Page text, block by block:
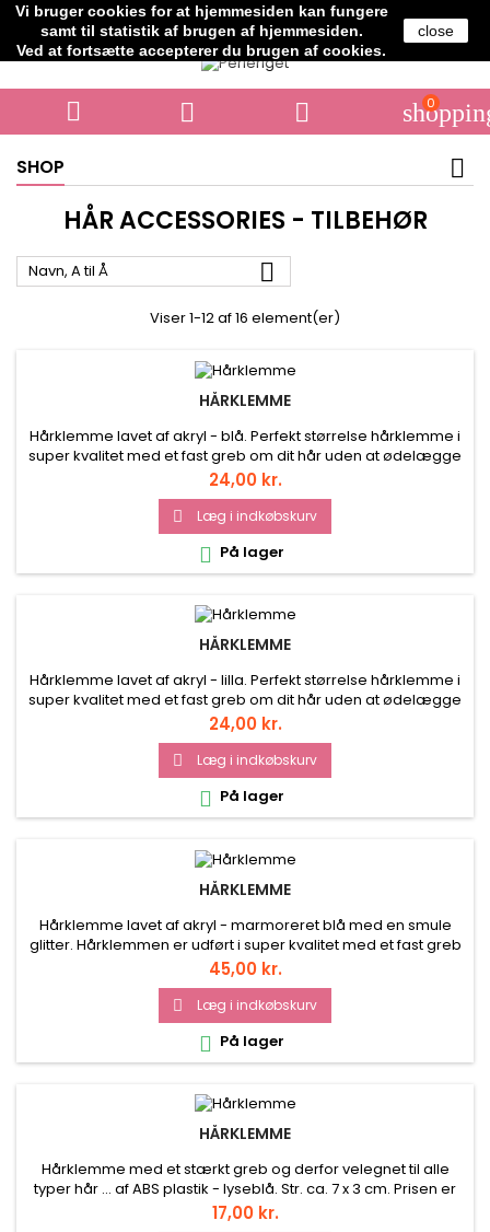
Vi bruger cookies for at hjemmesiden kan fungere
samt til statistik af brugen af hjemmesiden.
Ved at fortsætte accepterer du brugen af cookies.
close
Telefon: +45 61706364
   0
SHOP
HÅR ACCESSORIES - TILBEHØR
Navn, A til Å 
Viser 1-12 af 16 element(er)
HÅRKLEMME
Hårklemme lavet af akryl - blå. Perfekt størrelse hårklemme i
super kvalitet med et fast greb om dit hår uden at ødelægge
din frisure. Str. ca. 11 cm. Vægt ca. 28 gram. Prisen er for 1 stk.
Pris
24,00 kr.
 Læg i indkøbskurv
 På lager
HÅRKLEMME
Hårklemme lavet af akryl - lilla. Perfekt størrelse hårklemme i
super kvalitet med et fast greb om dit hår uden at ødelægge
din frisure. Str. ca. 11 cm. Vægt ca. 28 gram. Prisen er for 1 stk.
Pris
24,00 kr.
 Læg i indkøbskurv
 På lager
HÅRKLEMME
Hårklemme lavet af akryl - marmoreret blå med en smule
glitter. Hårklemmen er udført i super kvalitet med et fast greb
om dit hår. Str. ca. 8 x 3 cm. Prisen er for 1 stk.
Pris
45,00 kr.
 Læg i indkøbskurv
 På lager
HÅRKLEMME
Hårklemme med et stærkt greb og derfor velegnet til alle
typer hår ... af ABS plastik - lyseblå. Str. ca. 7 x 3 cm. Prisen er
for 1 stk.
Pris
17,00 kr.